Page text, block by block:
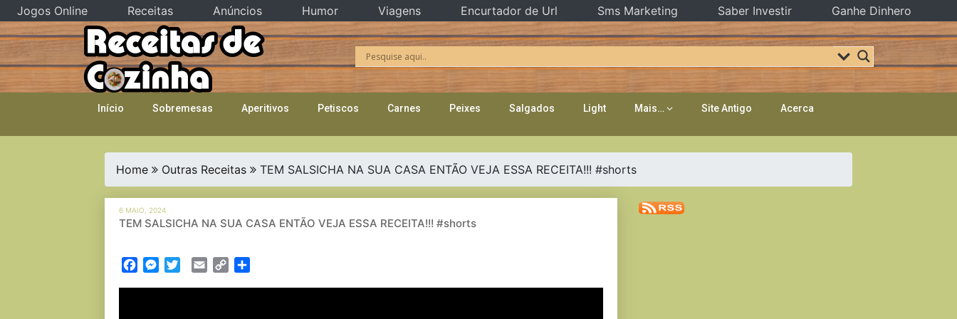
Skip
to
content
Início Sobremesas Aperitivos Petiscos Carnes Peixes Salgados Light Mais… Site Antigo Acerca
Home Outras Receitas TEM SALSICHA NA SUA CASA ENTÃO VEJA ESSA RECEITA!!! #shorts
6 MAIO, 2024
TEM SALSICHA NA SUA CASA ENTÃO VEJA ESSA RECEITA!!! #shorts
FacebookMessenger
TwitterEmail Copy
Jogos Online Receitas Anúncios Humor Viagens Encurtador de Url Sms Marketing Saber Investir Ganhe Dinhero